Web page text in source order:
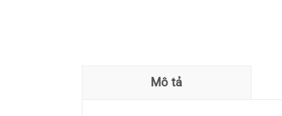
Mô tả